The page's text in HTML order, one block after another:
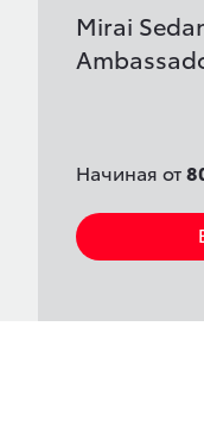
Mirai
Начиная от